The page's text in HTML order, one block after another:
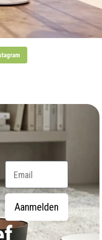
Email
Aanmelden